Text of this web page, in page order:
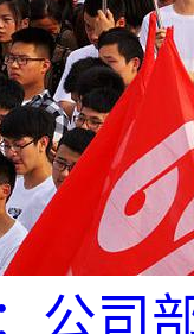
公司